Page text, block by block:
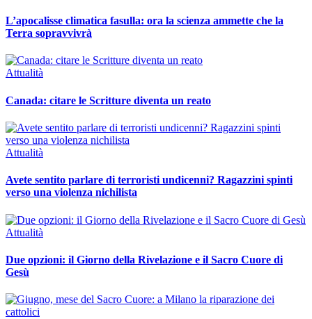
L’apocalisse climatica fasulla: ora la scienza ammette che la
Terra sopravvivrà
Attualità
Canada: citare le Scritture diventa un reato
Attualità
Avete sentito parlare di terroristi undicenni? Ragazzini spinti
verso una violenza nichilista
Attualità
Due opzioni: il Giorno della Rivelazione e il Sacro Cuore di
Gesù